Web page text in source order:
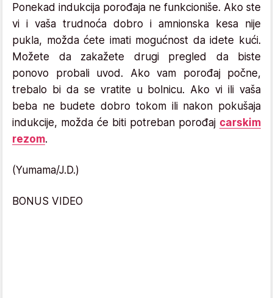
Ponekad indukcija porođaja ne funkcioniše. Ako ste
vi i vaša trudnoća dobro i amnionska kesa nije
pukla, možda ćete imati mogućnost da idete kući.
Možete da zakažete drugi pregled da biste
ponovo probali uvod. Ako vam porođaj počne,
trebalo bi da se vratite u bolnicu. Ako vi ili vaša
beba ne budete dobro tokom ili nakon pokušaja
indukcije, možda će biti potreban porođaj carskim
rezom.
(Yumama/J.D.)
BONUS VIDEO